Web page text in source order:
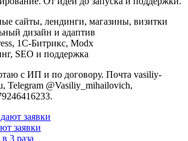
сайты, лендинги, магазины, визитки
дизайн и адаптив
1С-Битрикс, Modx
SEO и поддержка
с ИП и по договору. Почта vasiliy-
Telegram @Vasiliy_mihailovich,
заявки